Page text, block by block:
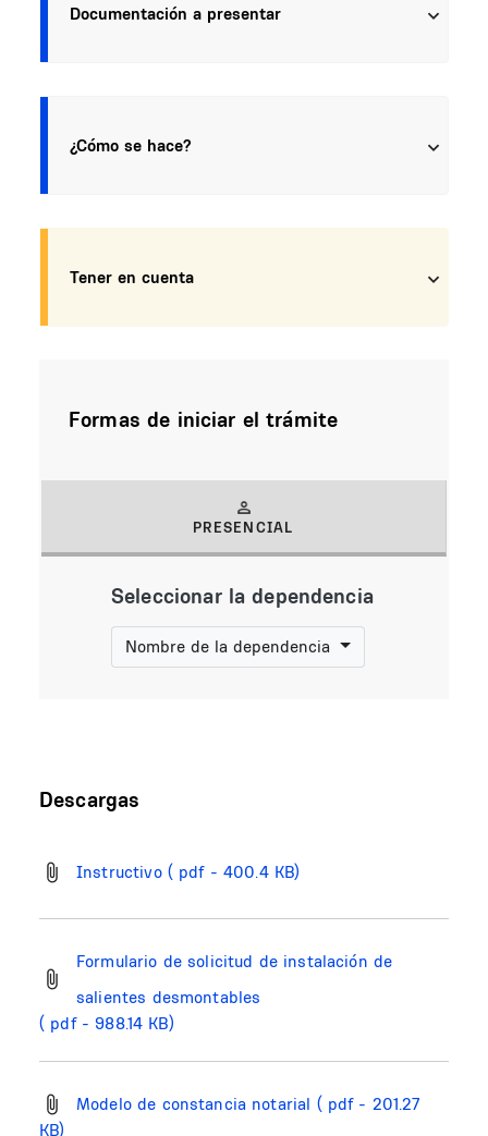
Documentación a presentar
¿Cómo se hace?
Tener en cuenta
Formas de iniciar el trámite
PRESENCIAL
Seleccionar la dependencia
Nombre de la dependencia
Descargas
Instructivo ( pdf - 400.4 KB)
Formulario de solicitud de instalación de
salientes desmontables
( pdf - 988.14 KB)
Modelo de constancia notarial ( pdf - 201.27
KB)